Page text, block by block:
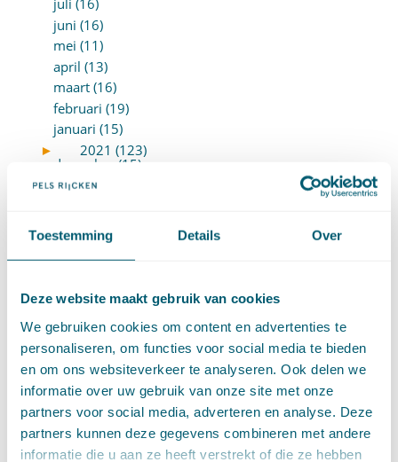
Toestemming Details Over
Deze website maakt gebruik van cookies
We gebruiken cookies om content en advertenties te
personaliseren, om functies voor social media te bieden
en om ons websiteverkeer te analyseren. Ook delen we
informatie over uw gebruik van onze site met onze
partners voor social media, adverteren en analyse. Deze
partners kunnen deze gegevens combineren met andere
informatie die u aan ze heeft verstrekt of die ze hebben
juli (16)
juni (16)
mei (11)
april (13)
maart (16)
februari (19)
januari (15)
►
2021 (123)
december (15)
november (9)
september (4)
augustus (7)
april (11)
maart (14)
februari (11)
januari (15)
►
2020 (154)
december (6)
november (14)